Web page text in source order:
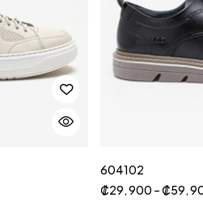
604102
₡29, 900 –₡59,